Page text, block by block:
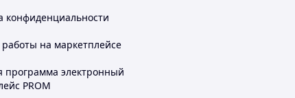
конфиденциальности
на маркетплейсе
программа электронный
PROM